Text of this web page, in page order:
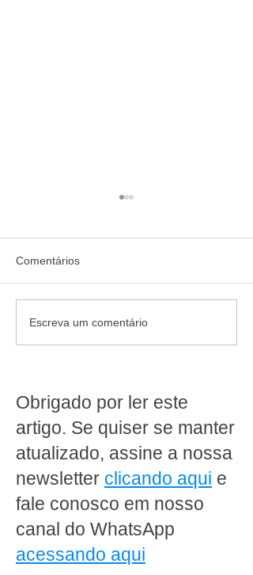
Quem confia recomenda:
Alegre
Comentários
Escreva um comentário
Obrigado por ler este
artigo. Se quiser se manter
atualizado, assine a nossa
newsletter clicando aqui e
fale conosco em nosso
canal do WhatsApp
acessando aqui